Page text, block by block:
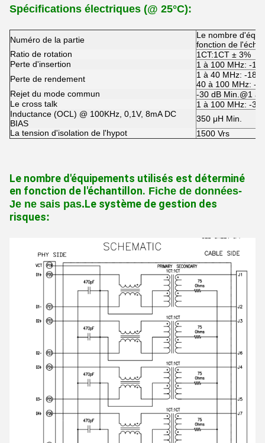
Spécifications électriques (@ 25°C):
Numéro de la partie
Le nombre
fonction de
Ratio de rotation
1CT:1CT ± 3%
Perte d'insertion
1 à 100 MHz: -
Perte de rendement
1 à 40 MHz: -18
40 à 100 MHz: -
Rejet du mode commun
-30 dB Min.@1 à
Le cross talk
1 à 100 MHz: -30
Inductance (OCL) @ 100KHz, 0,1V, 8mA DC
BIAS
350 μH Min.
La tension d'isolation de l'hypot
1500 Vrs
Le nombre d'équipements utilisés est déterminé
en fonction de l'échantillon. Fiche de données-
Je ne sais pas.Le système de gestion des
risques: